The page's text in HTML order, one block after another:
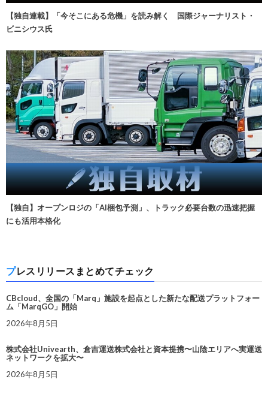
【独自連載】「今そこにある危機」を読み解く 国際ジャーナリスト・
ビニシウス氏
【独自】オープンロジの「AI梱包予測」、トラック必要台数の迅速把握
にも活用本格化
プレスリリースまとめてチェック
CBcloud、全国の「Marq」施設を起点とした新たな配送プラットフォー
ム「MarqGO」開始
2026年8月5日
株式会社Univearth、倉吉運送株式会社と資本提携〜山陰エリアへ実運送
ネットワークを拡大〜
2026年8月5日